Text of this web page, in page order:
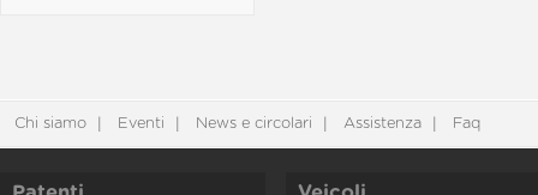
Chi siamo Eventi News e circolari Assistenza Faq